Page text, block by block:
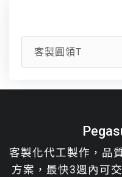
客製圓領T
客製化代工製作，品
方案，最快3週內可